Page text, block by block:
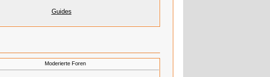
Guides
Moderierte Foren